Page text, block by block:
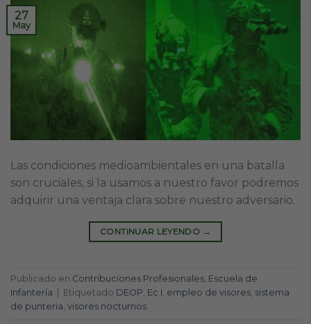
27
May
Las condiciones medioambientales en una batalla
son cruciales, si la usamos a nuestro favor podremos
adquirir una ventaja clara sobre nuestro adversario.
CONTINUAR LEYENDO →
Publicado en Contribuciones Profesionales Escuela de
Infantería
Etiquetado DEOP Ec I empleo de visores sistema
de punteria visores nocturnos